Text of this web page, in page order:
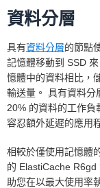
資料分層
具有資料分層的節點
記憶體移動到 SSD
憶體中的資料相比，
輸送量。 具有資料分
20% 的資料的工作負
容忍額外延遲的應用
相較於僅使用記憶體
的 ElastiCache
助您在以最大使用率